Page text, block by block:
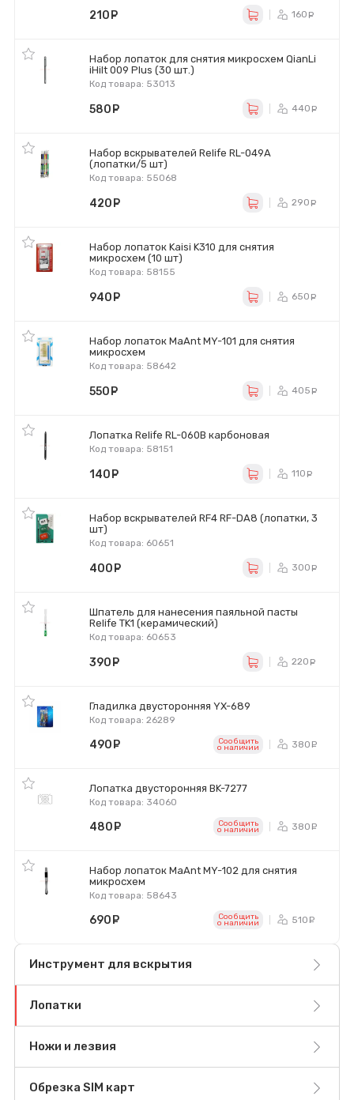
210 160
Набор лопаток для снятия микросхем QianLi
iHilt 009 Plus (30 шт.)
Код товара: 53013
580 440
Набор вскрывателей Relife RL-049A
(лопатки/5 шт)
Код товара: 55068
420 290
Набор лопаток Kaisi K310 для снятия
микросхем (10 шт)
Код товара: 58155
940 650
Набор лопаток MaAnt MY-101 для снятия
микросхем
Код товара: 58642
550 405
Лопатка Relife RL-060B карбоновая
Код товара: 58151
140 110
Набор вскрывателей RF4 RF-DA8 (лопатки, 3
шт)
Код товара: 60651
400 300
Шпатель для нанесения паяльной пасты
Relife TK1 (керамический)
Код товара: 60653
390 220
Гладилка двусторонняя YX-689
Код товара: 26289
490 Сообщить
o наличии 380
Лопатка двусторонняя BK-7277
Код товара: 34060
480 Сообщить
o наличии 380
Набор лопаток MaAnt MY-102 для снятия
микросхем
Код товара: 58643
690 Сообщить
o наличии 510
Инструмент для вскрытия
Лопатки
Ножи и лезвия
Обрезка SIM карт